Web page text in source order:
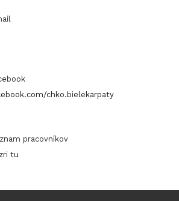
chko.bielekarpaty
pracovníkov
tu